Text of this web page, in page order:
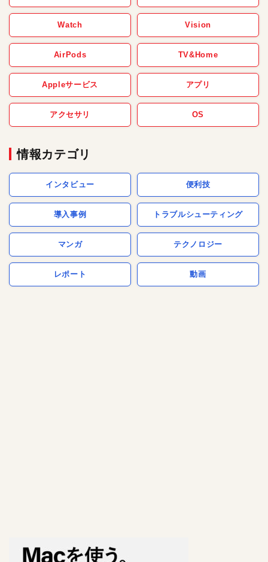
Watch Vision
AirPods TV&Home
Appleサービス アプリ
アクセサリ OS
情報カテゴリ
インタビュー 便利技
導入事例 トラブルシューティング
マンガ テクノロジー
レポート 動画